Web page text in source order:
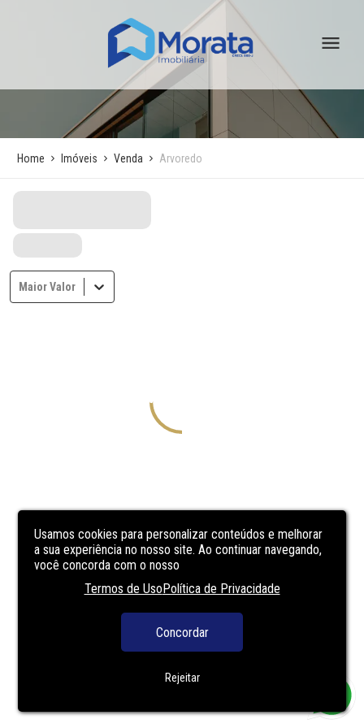
Usamos cookies para personalizar conteúdos e melhorar
a sua experiência no nosso site. Ao continuar navegando,
você concorda com o nosso
Termos de UsoPolítica de Privacidade
Concordar
Rejeitar
Home Imóveis Venda Arvoredo
Maior Valor